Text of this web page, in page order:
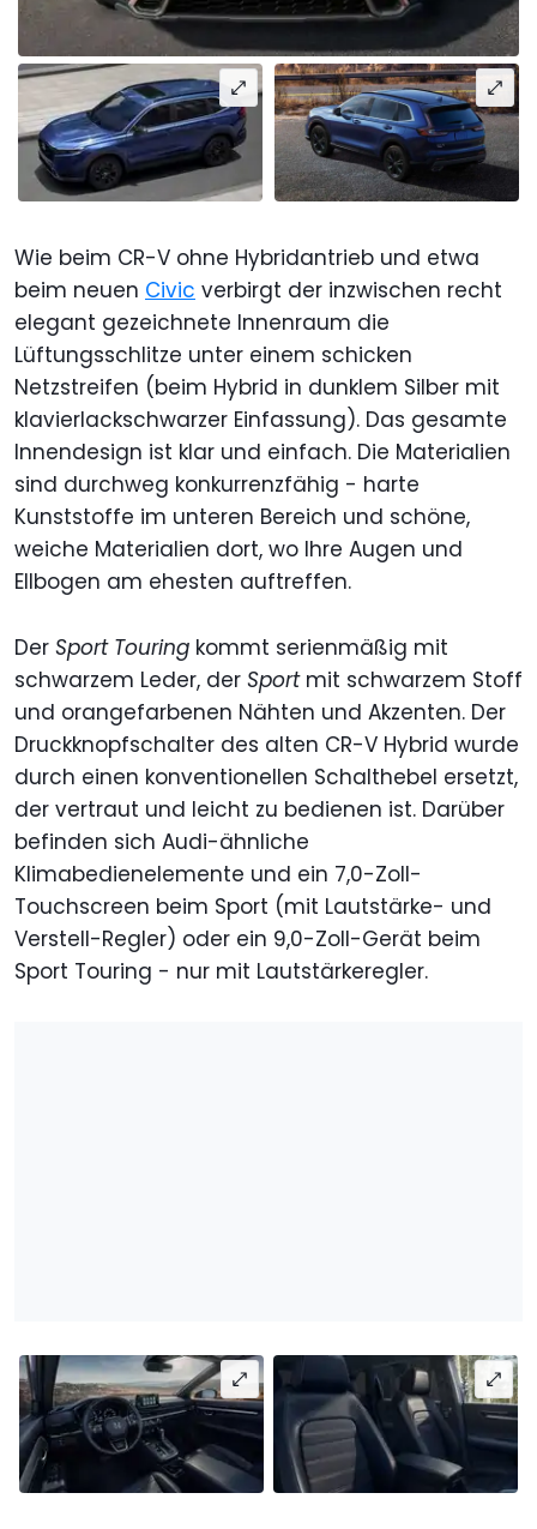
Wie beim CR-V ohne Hybridantrieb und etwa
beim neuen Civic verbirgt der inzwischen recht
elegant gezeichnete Innenraum die
Lüftungsschlitze unter einem schicken
Netzstreifen (beim Hybrid in dunklem Silber mit
klavierlackschwarzer Einfassung). Das gesamte
Innendesign ist klar und einfach. Die Materialien
sind durchweg konkurrenzfähig - harte
Kunststoffe im unteren Bereich und schöne,
weiche Materialien dort, wo Ihre Augen und
Ellbogen am ehesten auftreffen.
Der Sport Touring kommt serienmäßig mit
schwarzem Leder, der Sportmit schwarzem Stoff
und orangefarbenen Nähten und Akzenten. Der
Druckknopfschalter des alten CR-V Hybrid wurde
durch einen konventionellen Schalthebel ersetzt,
der vertraut und leicht zu bedienen ist. Darüber
befinden sich Audi-ähnliche
Klimabedienelemente und ein 7,0-Zoll-
Touchscreen beim Sport (mit Lautstärke- und
Verstell-Regler) oder ein 9,0-Zoll-Gerät beim
Sport Touring - nur mit Lautstärkeregler.